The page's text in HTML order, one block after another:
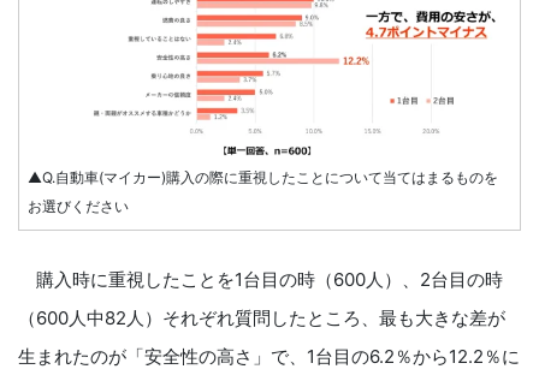
▲Q.自動車(マイカー)購入の際に重視したことについて当てはまるものを
お選びください
購入時に重視したことを1台目の時（600人）、2台目の時
（600人中82人）それぞれ質問したところ、最も大きな差が
生まれたのが「安全性の高さ」で、1台目の6.2％から12.2％に